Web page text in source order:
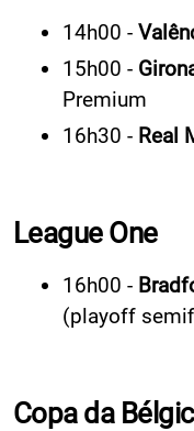
14h00 -
15h00 -
Premium
16h30 - Real
League One
16h00 -
(playoff
Copa da